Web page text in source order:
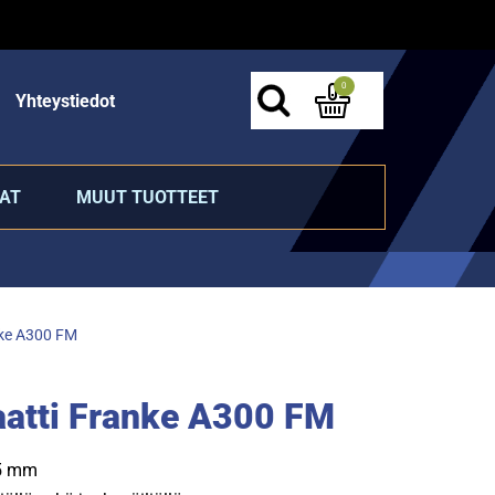
Yhteystiedot
0
MUUT TUOTTEET
A300 FM
Franke A300 FM
mm